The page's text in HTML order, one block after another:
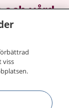
och vård
om
dina
för
viss